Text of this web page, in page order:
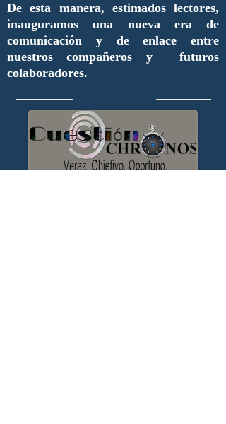
De esta manera, estimados lectores,
inauguramos una nueva era de
comunicación y de enlace entre
nuestros compañeros y futuros
colaboradores.